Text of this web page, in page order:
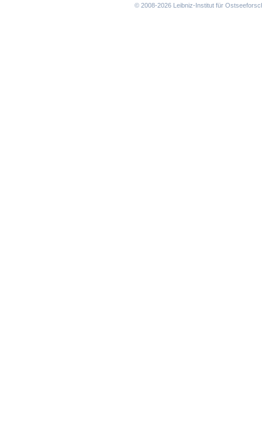
© 2008-2026 Leibniz-Institut für